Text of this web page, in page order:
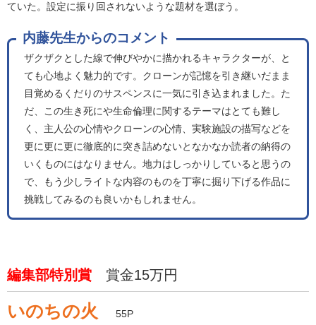
ていた。設定に振り回されないような題材を選ぼう。
内藤先生からのコメント
ザクザクとした線で伸びやかに描かれるキャラクターが、と
ても心地よく魅力的です。クローンが記憶を引き継いだまま
目覚めるくだりのサスペンスに一気に引き込まれました。た
だ、この生き死にや生命倫理に関するテーマはとても難し
く、主人公の心情やクローンの心情、実験施設の描写などを
更に更に更に徹底的に突き詰めないとなかなか読者の納得の
いくものにはなりません。地力はしっかりしていると思うの
で、もう少しライトな内容のものを丁寧に掘り下げる作品に
挑戦してみるのも良いかもしれません。
編集部特別賞 賞金15万円
いのちの火 55P